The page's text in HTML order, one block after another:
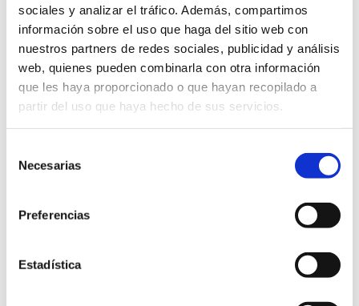
sociales y analizar el tráfico. Además, compartimos
información sobre el uso que haga del sitio web con
nuestros partners de redes sociales, publicidad y análisis
web, quienes pueden combinarla con otra información
que les haya proporcionado o que hayan recopilado a
partir del uso que haya hecho de sus servicios.
Necesarias
Preferencias
Estadística
CACTUS : Se caracterizan por tener tallos y
raíces espinosas y existen hasta 60 familias de
cactus. Las hojas se encuentran en lo general
muy reducidas, ausentes por completo o en
forma deespina. Los tallos son carnososy
se adaptaron para la acumulación de agua.
areola
color y textura de donde salen ya sean
mammillaria, ariocarpus, cacto candelabro,